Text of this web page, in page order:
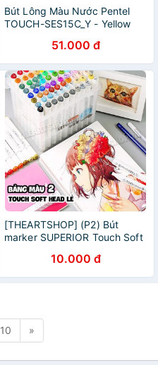
Bút Lông Màu Nước Pentel
TOUCH-SES15C_Y - Yellow
51.000 đ
[THEARTSHOP] (P2) Bút
marker SUPERIOR Touch Soft
10.000 đ
10 »